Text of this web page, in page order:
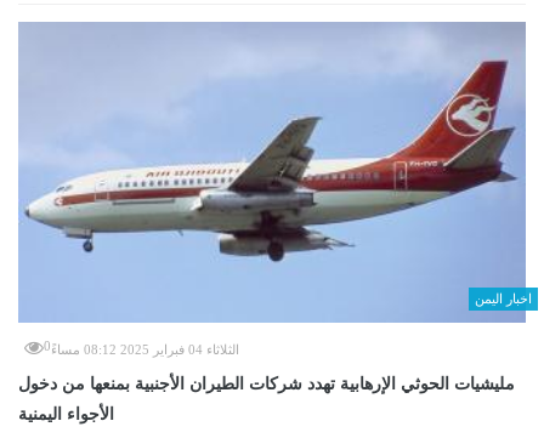
اخبار اليمن
الثلاثاء 04 فبراير 2025 08:12 مساءً 0
مليشيات الحوثي الإرهابية تهدد شركات الطيران الأجنبية بمنعها من دخول
الأجواء اليمنية